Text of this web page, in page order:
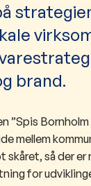
brand.
mellem
skåret, så der
for